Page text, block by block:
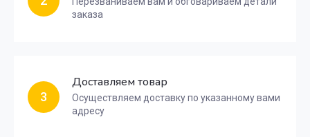
заказа
3
Доставляем товар
Осуществляем доставку по указанному вами
адресу